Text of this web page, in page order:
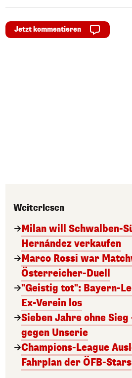
Jetzt kommentieren
Weiterlesen
Milan will Schwalben-
Hernández verkaufen
Marco Rossi war
Österreicher-Duell
"Geistig tot": Bayern-
Ex-Verein los
Sieben Jahre ohne
gegen Unserie
Champions-League
Fahrplan der ÖFB-Stars